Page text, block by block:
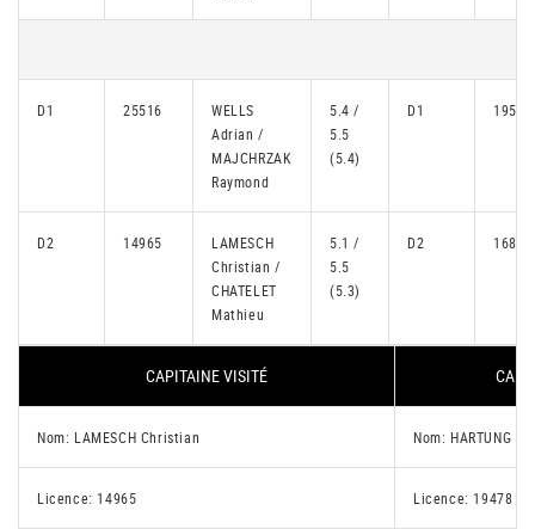
D1 25516
WELLS
Adrian /
MAJCHRZAK
Raymond
5.4 /
5.5
(5.4)
D1 19569
D2 14965
LAMESCH
Christian /
CHATELET
Mathieu
5.1 /
5.5
(5.3)
D2 16835
CAPITAINE VISITÉ
Nom: LAMESCH Christian Nom: HARTUNG
Licence: 14965 Licence: 19478